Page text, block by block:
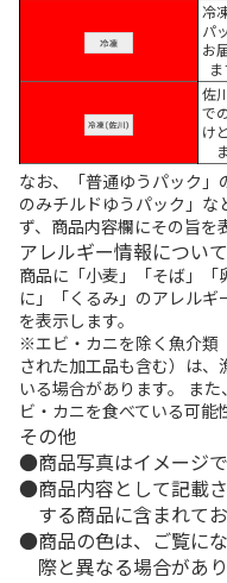
冷
パ
お
ま
佐
で
け
なお、「普通ゆうパック
のみチルドゆうパック」
ず、商品内容欄にその旨を
アレルギー情報について
商品に「小麦」「そば」
に」「くるみ」のアレル
を表示します。
※エビ・カニを除く魚介類
された加工品も含む）は
いる場合があります。 ま
ビ・カニを食べている可能
その他
商品写真はイメージで
商品内容として記載
する商品に含まれて
商品の色は、ご覧に
際と異なる場合があり